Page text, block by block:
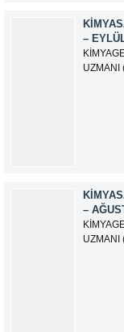
–
UZMANI
–
UZMANI